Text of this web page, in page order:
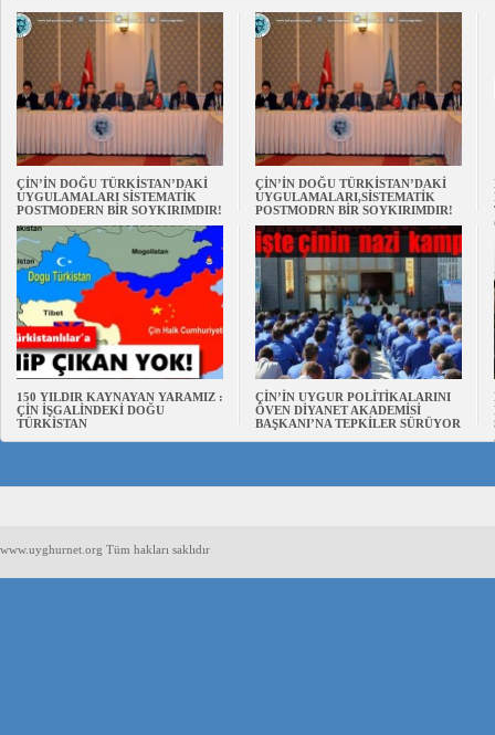
ÇİN’İN DOĞU TÜRKİSTAN’DAKİ
UYGULAMALARI SİSTEMATİK
POSTMODERN BİR SOYKIRIMDIR!
ÇİN’İN DOĞU TÜRKİSTAN’DAKİ
UYGULAMALARI,SİSTEMATİK
POSTMODRN BİR SOYKIRIMDIR!
150 YILDIR KAYNAYAN YARAMIZ :
ÇİN İŞGALİNDEKİ DOĞU
TÜRKİSTAN
ÇİN’İN UYGUR POLİTİKALARINI
ÖVEN DİYANET AKADEMİSİ
BAŞKANI’NA TEPKİLER SÜRÜYOR
www.uyghurnet.org Tüm hakları saklıdır